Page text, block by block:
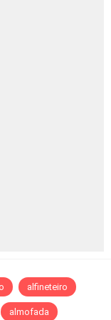
alfineteiro
almofada